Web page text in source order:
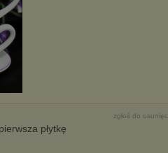
zgłoś do
płytkę